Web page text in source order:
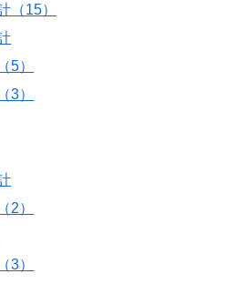
（15）
5）
3）
2）
3）